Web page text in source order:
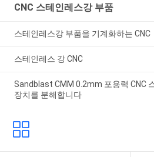
CNC 스테인레스강 부품
스테인레스강 부품을 기계화하는 CNC
스테인레스 강 CNC
Sandblast CMM 0.2mm 포용력 CNC
장치를 분해합니다